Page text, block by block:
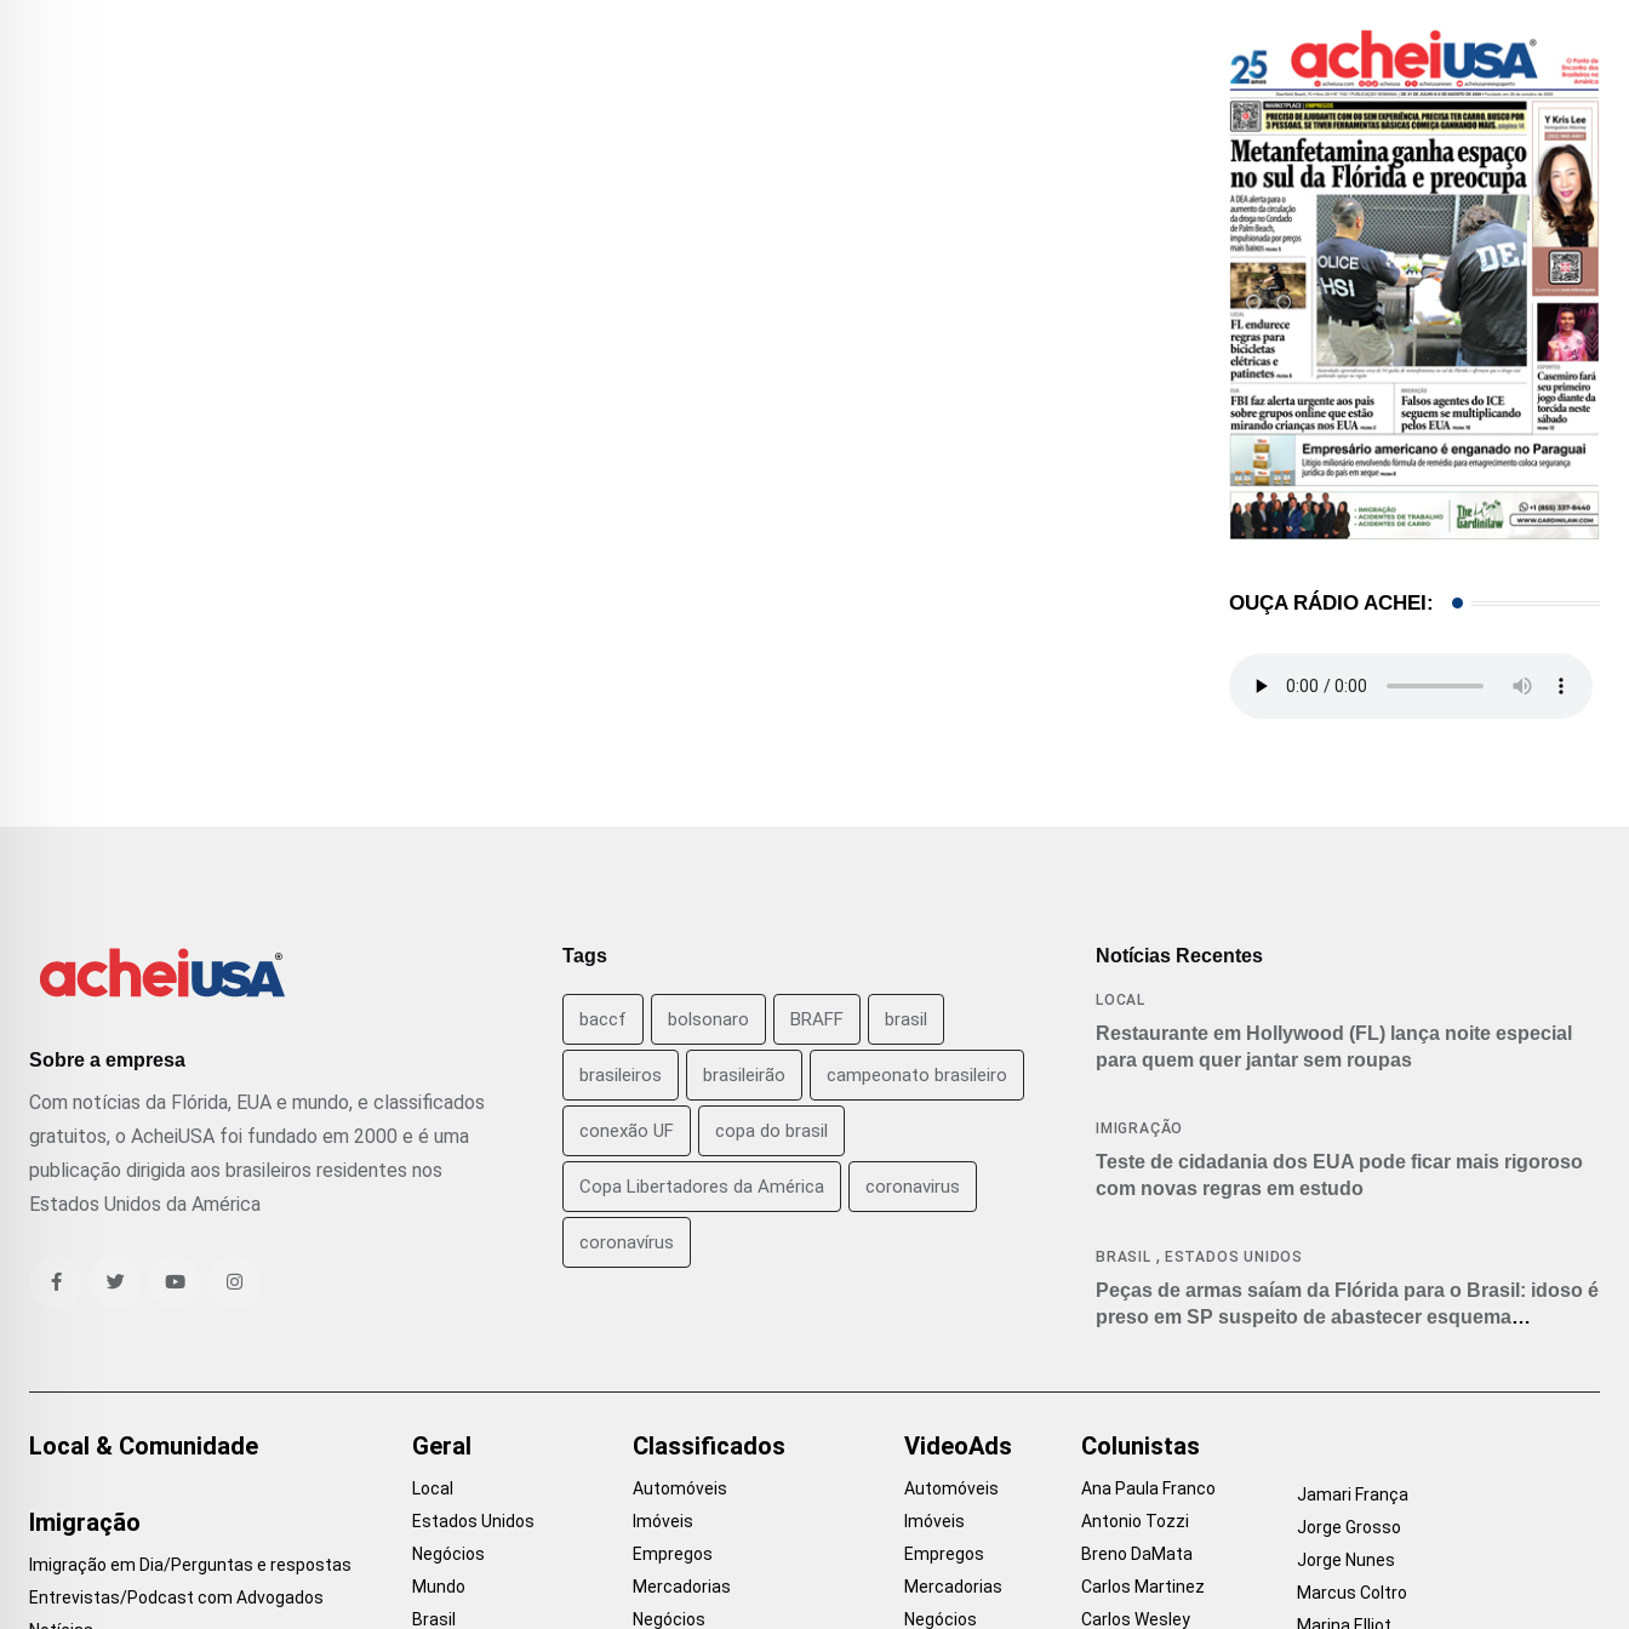
OUÇA RÁDIO ACHEI:
Sobre a empresa
Com notícias da Flórida, EUA e mundo, e classificados
gratuitos, o AcheiUSA foi fundado em 2000 e é uma
publicação dirigida aos brasileiros residentes nos
Estados Unidos da América
Tags
baccf bolsonaro BRAFF brasil
brasileiros brasileirão campeonato brasileiro
conexão UF copa do brasil
Copa Libertadores da América coronavirus
coronavírus
Notícias Recentes
LOCAL
Restaurante em Hollywood (FL) lança noite especial
para quem quer jantar sem roupas
IMIGRAÇÃO
Teste de cidadania dos EUA pode ficar mais rigoroso
com novas regras em estudo
BRASIL , ESTADOS UNIDOS
Peças de armas saíam da Flórida para o Brasil: idoso é
preso em SP suspeito de abastecer esquema
Local & Comunidade
Imigração
Imigração em Dia/Perguntas e respostas
Entrevistas/Podcast com Advogados
Geral
Local
Estados Unidos
Negócios
Mundo
Brasil
Classificados
Automóveis
Imóveis
Empregos
Mercadorias
Negócios
VideoAds
Automóveis
Imóveis
Empregos
Mercadorias
Negócios
Colunistas
Ana Paula Franco
Antonio Tozzi
Breno DaMata
Carlos Martinez
Carlos Wesley
Jamari França
Jorge Grosso
Jorge Nunes
Marcus Coltro